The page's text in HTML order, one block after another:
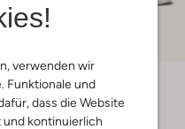
verwenden wir
Funktionale und
dass die Website
kontinuierlich
Toms
Espadrilles
€ 74,99 € 51,99